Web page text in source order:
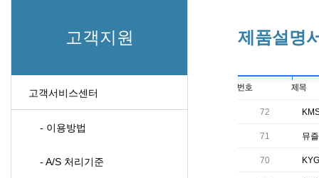
고객지원
고객서비스센터
- 이용방법
- A/S 처리기준
제품설명
72
71 뮤
70